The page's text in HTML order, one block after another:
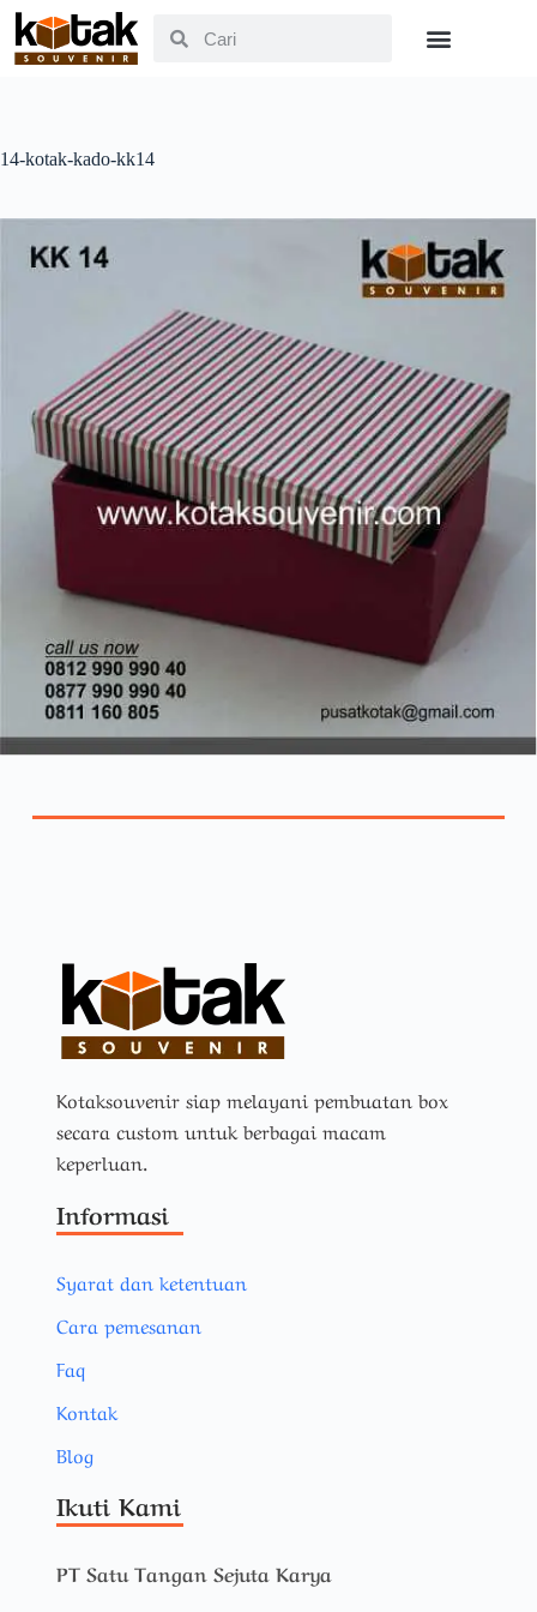
14-kotak-kado-kk14
Kotaksouvenir siap melayani pembuatan box
secara custom untuk berbagai macam
keperluan.
Informasi
Syarat dan ketentuan
Cara pemesanan
Faq
Kontak
Blog
Ikuti Kami
PT Satu Tangan Sejuta Karya